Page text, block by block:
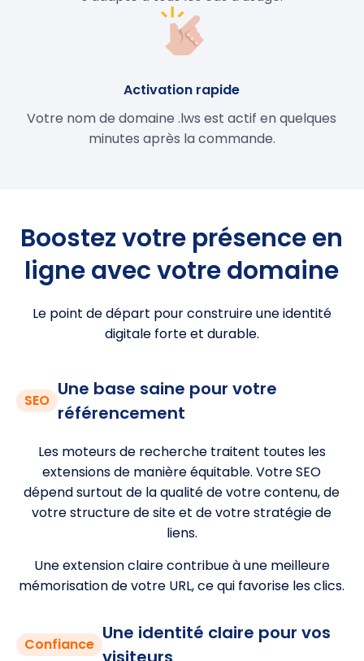
Activation rapide
Votre nom de domaine .lws est actif en quelques
minutes après la commande.
Boostez votre présence en
ligne avec votre domaine
Le point de départ pour construire une identité
digitale forte et durable.
SEO
Une base saine pour votre
référencement
Les moteurs de recherche traitent toutes les
extensions de manière équitable. Votre SEO
dépend surtout de la qualité de votre contenu, de
votre structure de site et de votre stratégie de
liens.
Une extension claire contribue à une meilleure
mémorisation de votre URL, ce qui favorise les clics.
Confiance
Une identité claire pour vos